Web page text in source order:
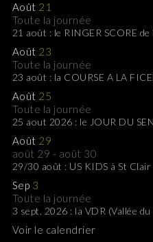
Août 21
Toute la journée
21 août : le RINGER SCORE de
Août 23
Toute la journée
23 août : la COURSE A LA
Août 25
Toute la journée
25 aout 2026 : le JOUR DU
Août 29
août 29 - août 30
29/30 août : US KIDS à St Clair
Sep 3
Toute la journée
3 sept. 2026 : la VDR (Vallée
Voir le calendrier